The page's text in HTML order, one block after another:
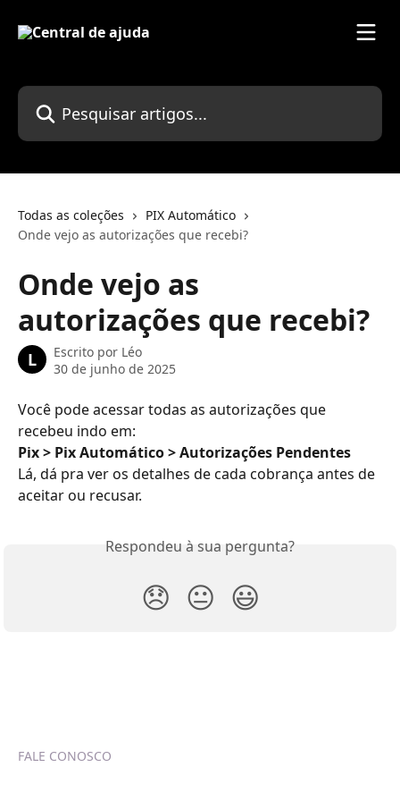
Pesquisar artigos...
Todas as coleções
PIX Automático
Onde vejo as autorizações que recebi?
Onde vejo as
autorizações que recebi?
L Escrito por Léo
30 de junho de 2025
Você pode acessar todas as autorizações que
recebeu indo em:
Pix > Pix Automático > Autorizações Pendentes
Lá, dá pra ver os detalhes de cada cobrança antes de
aceitar ou recusar.
Respondeu à sua pergunta?
😞 😐 😃
FALE CONOSCO